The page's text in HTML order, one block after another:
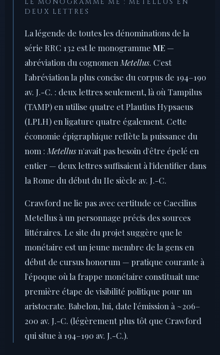
LE MONOGRAMME ME : METELLUS EN
DEUX LETTRES
La légende de toutes les dénominations de la
série RRC 132 est le monogramme ME —
abréviation du cognomen Metellus. C'est
l'abréviation la plus concise du corpus de 194–190
av. J.-C. : deux lettres seulement, là où Tampilus
(TAMP) en utilise quatre et Plautius Hypsaeus
(LPLH) en ligature quatre également. Cette
économie épigraphique reflète la puissance du
nom : Metellusn'avait pas besoin d'être épelé en
entier — deux lettres suffisaient à l'identifier dans
la Rome du début du IIe siècle av. J.-C.
Crawford ne lie pas avec certitude ce Caecilius
Metellus à un personnage précis des sources
littéraires. Le site du projet suggère que le
monétaire est un jeune membre de la gens en
début de cursus honorum — pratique courante à
l'époque où la frappe monétaire constituait une
première étape de visibilité politique pour un
aristocrate. Babelon, lui, date l'émission à ~206–
200 av. J.-C. (légèrement plus tôt que Crawford
qui situe à 194–190 av. J.-C.).